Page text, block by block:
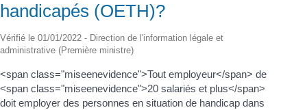
handicapés (OETH)?
Vérifié le 01/01/2022 - Direction de l'information légale et
administrative (Première ministre)
<span class="miseenevidence">Tout employeur</span> de
<span class="miseenevidence">20 salariés et plus</span>
doit employer des personnes en situation de handicap dans